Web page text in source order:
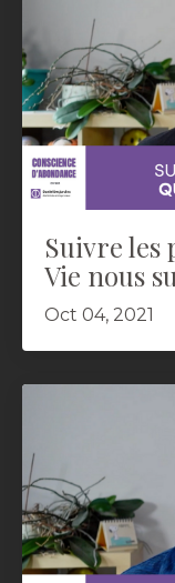
Suivre les
Vie nous
Oct 04, 2021